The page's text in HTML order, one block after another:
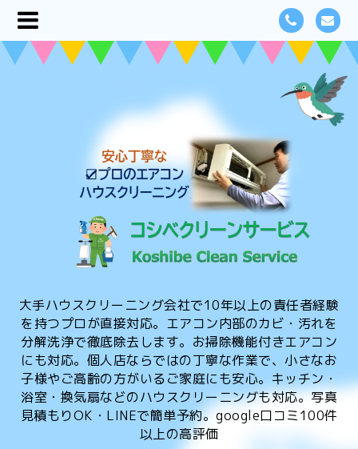
大手ハウスクリーニング会社で10年以上の責任者経験
を持つプロが直接対応。エアコン内部のカビ・汚れを
分解洗浄で徹底除去します。お掃除機能付きエアコン
にも対応。個人店ならではの丁寧な作業で、小さなお
子様やご高齢の方がいるご家庭にも安心。キッチン・
浴室・換気扇などのハウスクリーニングも対応。写真
見積もりOK・LINEで簡単予約。google口コミ100件
以上の高評価